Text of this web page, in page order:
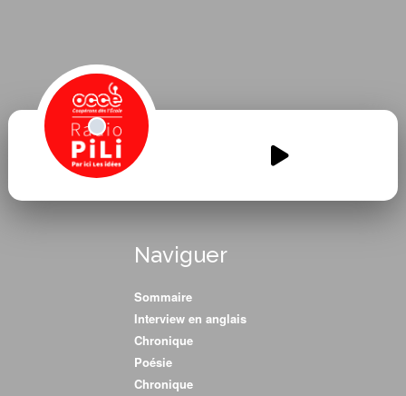
blum-radio-3.mp3
Naviguer
Sommaire
Interview en anglais
Chronique
Poésie
Chronique